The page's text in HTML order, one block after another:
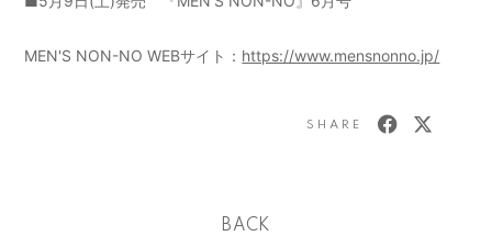
RECRUIT CONTACT
MEN'S NON-NO WEBサイト： https://www.mensnonno.jp/
SHARE
BACK